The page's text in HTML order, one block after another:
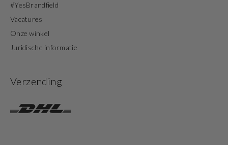
#YesBrandfield
Vacatures
Onze winkel
Juridische informatie
Verzending